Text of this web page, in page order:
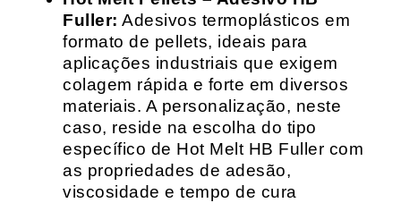
Fuller: Adesivos termoplásticos em
formato de pellets, ideais para
aplicações industriais que exigem
colagem rápida e forte em diversos
materiais. A personalização, neste
caso, reside na escolha do tipo
específico de Hot Melt HB Fuller com
as propriedades de adesão,
viscosidade e tempo de cura